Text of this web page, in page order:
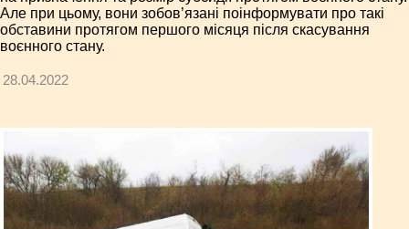
Але при цьому, вони зобов’язані поінформувати про такі
обставини протягом першого місяця після скасування
воєнного стану.
28.04.2022